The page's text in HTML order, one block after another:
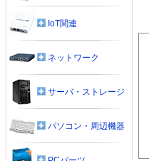
IoT関連
ネットワーク
サーバ・ストレージ
パソコン・周辺機器